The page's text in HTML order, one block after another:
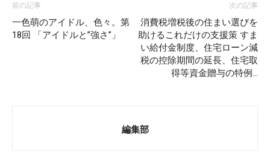
前の記事
一色萌のアイドル、色々。第
18回 「アイドルと”強さ”」
次の記事
消費税増税後の住まい選びを
助けるこれだけの支援策 すま
い給付金制度、住宅ローン減
税の控除期間の延長、住宅取
得等資金贈与の特例…
編集部